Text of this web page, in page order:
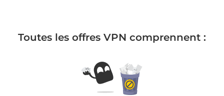
Toutes les offres VPN comprennent :